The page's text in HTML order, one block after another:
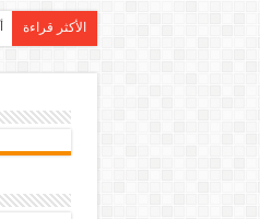
الأكثر قراءة